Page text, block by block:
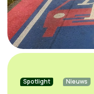
Spotlight Nieuws